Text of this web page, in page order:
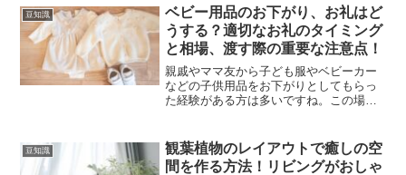
理をアレンジする方法をいくつかご紹介
します。これで、お正月の食...
豆知識
ベビー用品のお下がり、お礼はど
うする？適切なお礼のタイミング
と相場、渡す際の重要な注意点！
親戚やママ友から子ども服やベビーカー
などの子供用品をお下がりとしてもらっ
た経験がある方は多いですね。この場
を伝えるタイミング◯お礼のギフトを渡
すべきか◯何をギフトとして...
豆知識
観葉植物のレイアウトで癒しの空
間を作る方法！リビングがおしゃ